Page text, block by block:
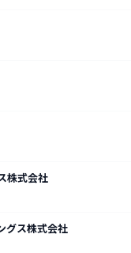
株式会社
グス株式会社